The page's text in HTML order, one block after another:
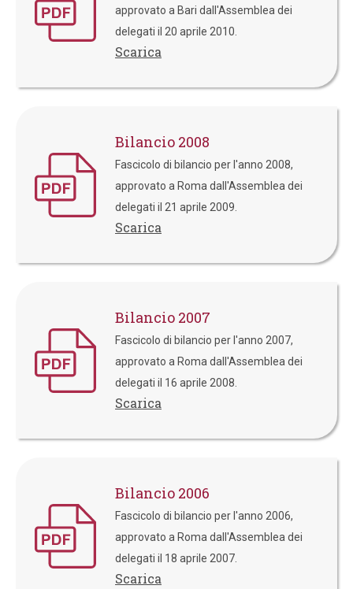
approvato a Bari dall'Assemblea dei
delegati il 20 aprile 2010.
Scarica
Bilancio 2008
Fascicolo di bilancio per l'anno 2008,
approvato a Roma dall'Assemblea dei
delegati il 21 aprile 2009.
Scarica
Bilancio 2007
Fascicolo di bilancio per l'anno 2007,
approvato a Roma dall'Assemblea dei
delegati il 16 aprile 2008.
Scarica
Bilancio 2006
Fascicolo di bilancio per l'anno 2006,
approvato a Roma dall'Assemblea dei
delegati il 18 aprile 2007.
Scarica